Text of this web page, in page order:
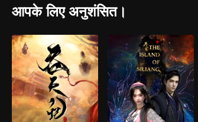
आपके लिए अनुशंसित।